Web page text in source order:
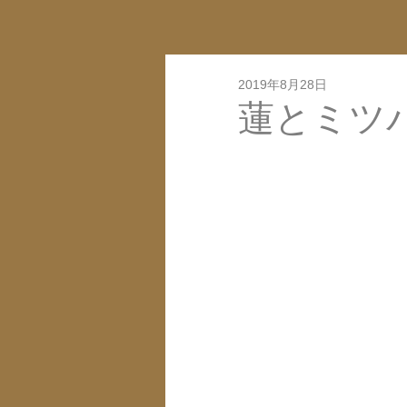
蓮とミツ
2019年8月28日